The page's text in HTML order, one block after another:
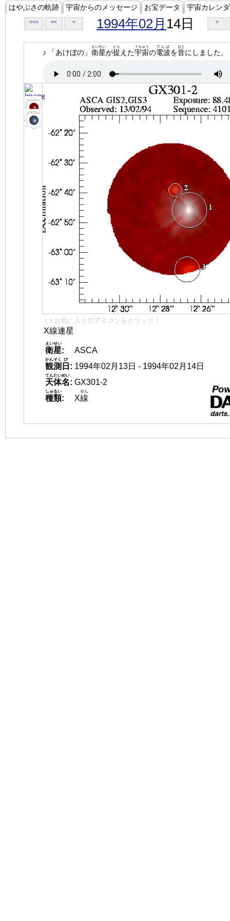
はやぶさの軌跡 宇宙からのメッセージ お宝データ 宇宙カレン
<<< << < 1994年02月 14日 >
♪ 「あけぼの」 衛星
えいせい
が捉
とら
えた宇宙
うちゅう
の電波
でんぱ
を音
おと
にしました。
👈 お気に入りのアイコンをクリック！
X線連星
衛星
えいせい
:
ASCA
観測
かんそく
日
び
: 1994年02月13日 - 1994年02月14日
天体名
てんたいめい
: GX301-2
種類
しゅるい
: X線
せん